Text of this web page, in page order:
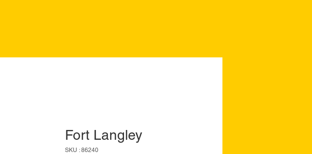
Fort Langley
SKU : 86240